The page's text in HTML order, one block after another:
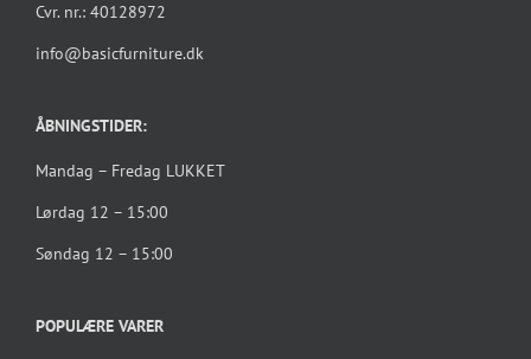
Cvr. nr.: 40128972
info@basicfurniture.dk
ÅBNINGSTIDER:
Mandag – Fredag LUKKET
Lørdag 12 – 15:00
Søndag 12 – 15:00
POPULÆRE VARER